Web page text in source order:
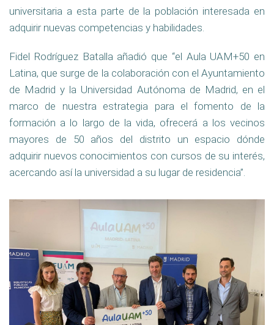
universitaria a esta parte de la población interesada en
adquirir nuevas competencias y habilidades.
Fidel Rodríguez Batalla añadió que “el Aula UAM+50 en
Latina, que surge de la colaboración con el Ayuntamiento
de Madrid y la Universidad Autónoma de Madrid, en el
marco de nuestra estrategia para el fomento de la
formación a lo largo de la vida, ofrecerá a los vecinos
mayores de 50 años del distrito un espacio dónde
adquirir nuevos conocimientos con cursos de su interés,
acercando así la universidad a su lugar de residencia”.